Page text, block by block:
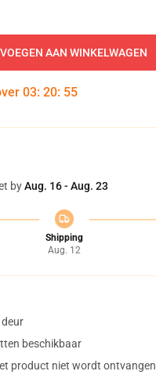
AAN WINKELWAGEN
03: 20: 54
byAug. 16 - Aug. 23
Shipping
Aug. 12
beschikbaar
product niet wordt ontvangen